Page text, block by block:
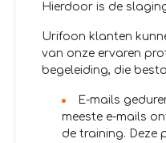
Hierdoor is de
Urifoon klanten
van onze ervaren
begeleiding, die
E-mails
meeste e-mails
de training. Deze